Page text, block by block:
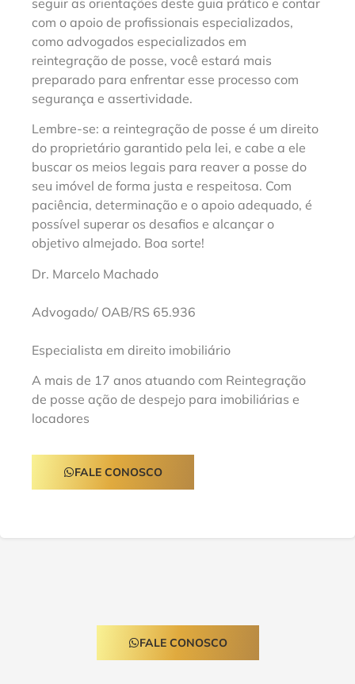
com o apoio de profissionais especializados,
como advogados especializados em
reintegração de posse, você estará mais
preparado para enfrentar esse processo com
segurança e assertividade.
Lembre-se: a reintegração de posse é um direito
do proprietário garantido pela lei, e cabe a ele
buscar os meios legais para reaver a posse do
seu imóvel de forma justa e respeitosa. Com
paciência, determinação e o apoio adequado, é
possível superar os desafios e alcançar o
objetivo almejado. Boa sorte!
Dr. Marcelo Machado
Advogado/ OAB/RS 65.936
Especialista em direito imobiliário
A mais de 17 anos atuando com Reintegração
de posse ação de despejo para imobiliárias e
locadores
FALE CONOSCO
FALE CONOSCO